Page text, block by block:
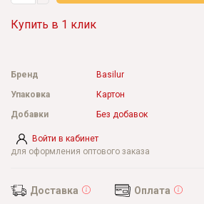
Купить в 1 клик
Войти в кабинет
для оформления оптового заказа
Бренд
Basilur
Упаковка
Картон
Добавки
Без добавок
Доставка Оплата